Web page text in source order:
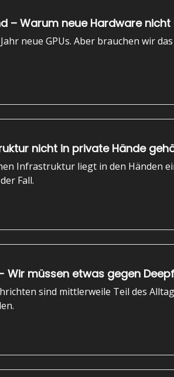
– Warum neue Hardware
Jahr neue GPUs. Aber brauchen wir
nicht in private Hände
Infrastruktur liegt in den Händen
Fall.
Wir müssen etwas gegen
sind mittlerweile Teil des